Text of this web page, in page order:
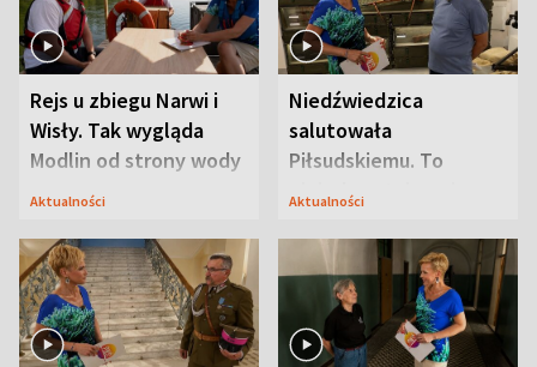
Rejs u zbiegu Narwi i
Wisły. Tak wygląda
Modlin od strony wody
Aktualności
Niedźwiedzica
salutowała
Piłsudskiemu. To
niejedyna tajemnica
Aktualności